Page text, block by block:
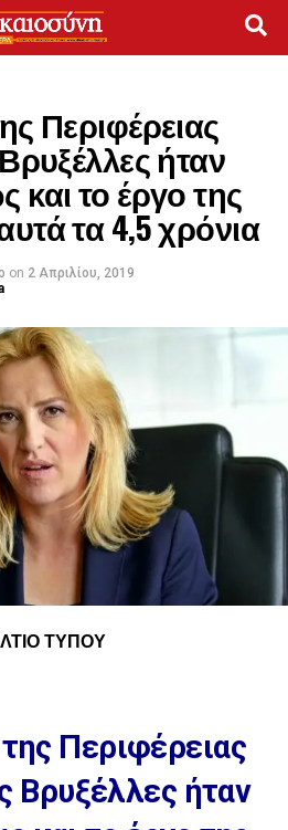
Περιφέρειας
ήταν
το έργο της
τα 4,5 χρόνια
on 2 Απριλίου, 2019
ΤΥΠΟΥ
Περιφέρειας
Βρυξέλλες ήταν